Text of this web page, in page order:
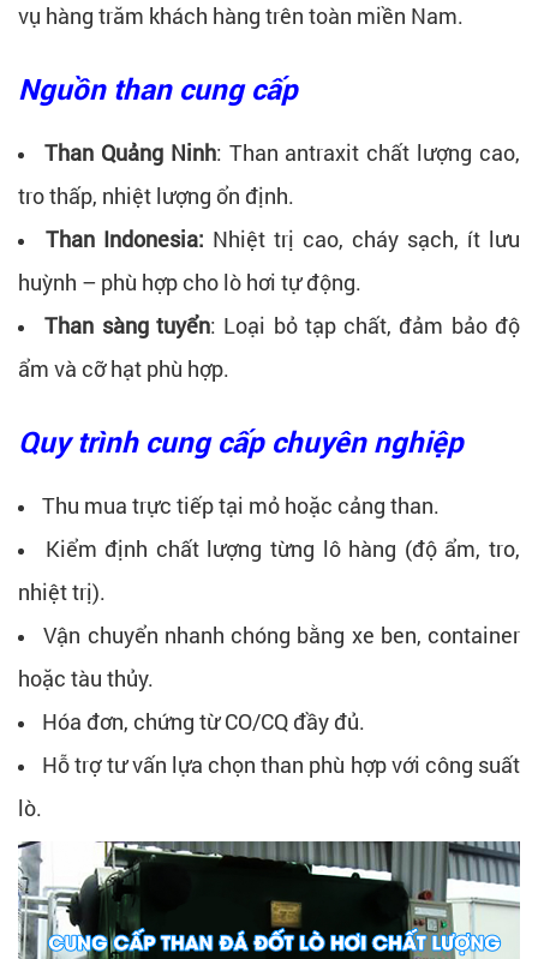
vụ hàng trăm khách hàng trên toàn miền Nam.
Nguồn than cung cấp
Than Quảng Ninh: Than antraxit chất lượng cao,
tro thấp, nhiệt lượng ổn định.
Than Indonesia: Nhiệt trị cao, cháy sạch, ít lưu
huỳnh – phù hợp cho lò hơi tự động.
Than sàng tuyển: Loại bỏ tạp chất, đảm bảo độ
ẩm và cỡ hạt phù hợp.
Quy trình cung cấp chuyên nghiệp
Thu mua trực tiếp tại mỏ hoặc cảng than.
Kiểm định chất lượng từng lô hàng (độ ẩm, tro,
nhiệt trị).
Vận chuyển nhanh chóng bằng xe ben, container
hoặc tàu thủy.
Hóa đơn, chứng từ CO/CQ đầy đủ.
Hỗ trợ tư vấn lựa chọn than phù hợp với công suất
lò.